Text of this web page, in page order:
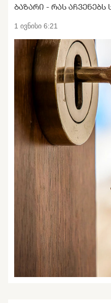
ᲑᲐᲖᲐᲠᲘ - ᲠᲐᲡ ᲐᲩᲕᲔᲜᲔᲑᲡ
1 ივნისი 6:21